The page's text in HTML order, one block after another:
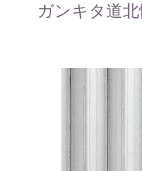
ガンキタ道